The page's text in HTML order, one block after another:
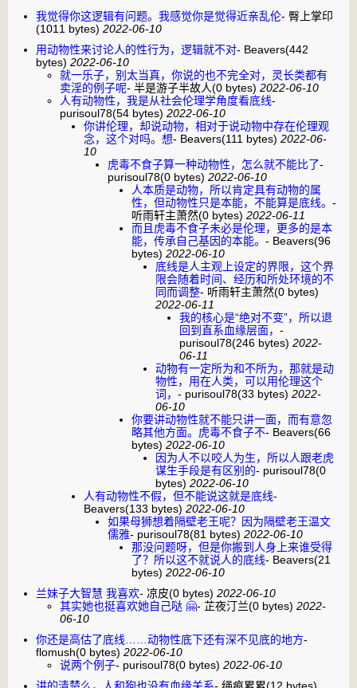
我觉得你这逻辑有问题。我感觉你是觉得近亲乱伦- 臀上掌印
(1011 bytes) 2022-06-10
用动物性来讨论人的性行为，逻辑就不对- Beavers(442
bytes) 2022-06-10
就一乐子，别太当真，你说的也不完全对，灵长类都有
卖淫的例子呢- 半是游子半故人(0 bytes) 2022-06-10
人有动物性，我是从社会伦理学角度看底线-
purisoul78(54 bytes) 2022-06-10
你讲伦理，却说动物，相对于说动物中存在伦理观
念，这个对吗。想- Beavers(111 bytes) 2022-06-
10
虎毒不食子算一种动物性，怎么就不能比了-
purisoul78(0 bytes) 2022-06-10
人本质是动物，所以肯定具有动物的属
性，但动物性只是本能，不能算是底线。 -
听雨轩主萧然(0 bytes) 2022-06-11
而且虎毒不食子未必是伦理，更多的是本
能，传承自己基因的本能。 - Beavers(96
bytes) 2022-06-10
底线是人主观上设定的界限，这个界
限会随着时间、经历和所处环境的不
同而调整- 听雨轩主萧然(0 bytes)
2022-06-11
我的核心是“绝对不变”，所以退
回到直系血缘层面， -
purisoul78(246 bytes) 2022-
06-11
动物有一定所为和不所为，那就是动
物性，用在人类，可以用伦理这个
词， - purisoul78(33 bytes) 2022-
06-10
你要讲动物性就不能只讲一面，而有意忽
略其他方面。虎毒不食子不- Beavers(66
bytes) 2022-06-10
因为人不以咬人为生，所以人跟老虎
谋生手段是有区别的- purisoul78(0
bytes) 2022-06-10
人有动物性不假，但不能说这就是底线-
Beavers(133 bytes) 2022-06-10
如果母狮想着隔壁老王呢？因为隔壁老王温文
儒雅- purisoul78(81 bytes) 2022-06-10
那没问题呀，但是你搬到人身上来谁受得
了？所以这不就说人的底线- Beavers(21
bytes) 2022-06-10
兰妹子大智慧 我喜欢- 凉皮(0 bytes) 2022-06-10
其实她也挺喜欢她自己哒 🤗- 芷夜汀兰(0 bytes) 2022-
06-10
你还是高估了底线……动物性底下还有深不见底的地方-
flomush(0 bytes) 2022-06-10
说两个例子- purisoul78(0 bytes) 2022-06-10
讲的清楚么，人和狗也没有血缘关系- 绳痕累累(12 bytes)